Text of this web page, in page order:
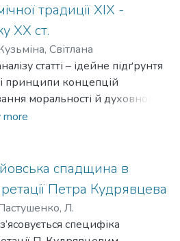
традиції XIX -
XX ст.
Світлана
статті – ідейне підґрунтя
принципи концепцій
моральності й духовного
дитини, створених
Памфілом Юркевичем,
Олесницьким, Василем
more
спадщина в
Петра Кудрявцева
Л.
специфіка